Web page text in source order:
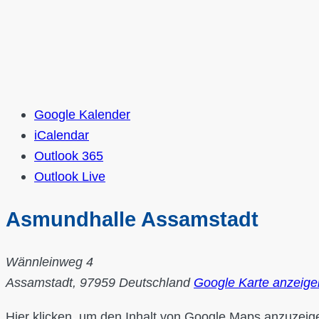
Google Kalender
iCalendar
Outlook 365
Outlook Live
Asmundhalle Assamstadt
Wännleinweg 4
Assamstadt, 97959 Deutschland Google Karte
„Iframe